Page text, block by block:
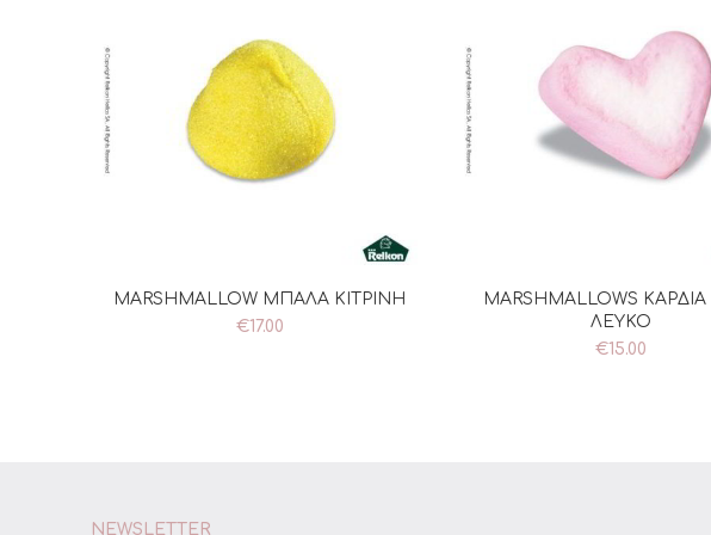
ΠΡΟΣΘΉΚΗ ΣΤΟ ΚΑΛΆΘΙ
MARSHMALLOW ΜΠΑΛΑ KITPINH
€17.00
ΠΡΟΣΘΉΚΗ ΣΤΟ
MARSHMALLOWS
ΛΕΥΚΟ
€15.00
NEWSLETTER